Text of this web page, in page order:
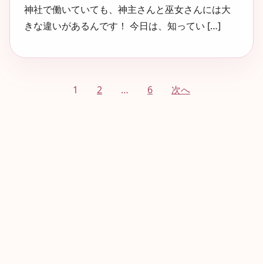
神社で働いていても、神主さんと巫女さんには大
きな違いがあるんです！ 今日は、知ってい […]
1 2 … 6 次へ